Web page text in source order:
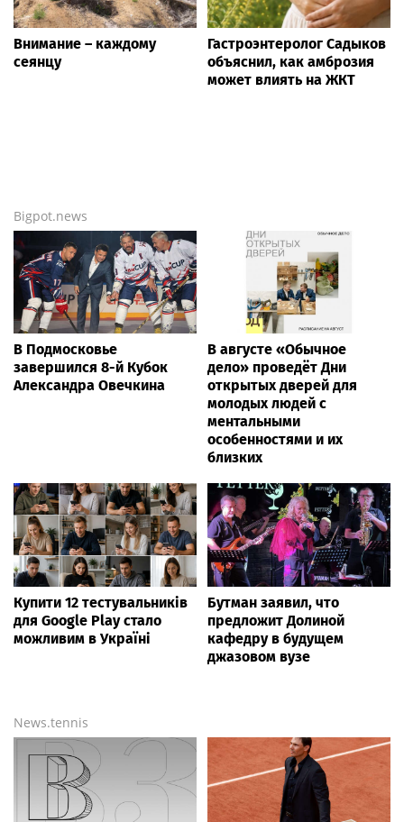
Внимание – каждому
сеянцу
Гастроэнтеролог Садыков
объяснил, как амброзия
может влиять на ЖКТ
Bigpot.news
В Подмосковье
завершился 8-й Кубок
Александра Овечкина
В августе «Обычное
дело» проведёт Дни
открытых дверей для
молодых людей с
ментальными
особенностями и их
близких
Купити 12 тестувальників
для Google Play стало
можливим в Україні
Бутман заявил, что
предложит Долиной
кафедру в будущем
джазовом вузе
News.tennis